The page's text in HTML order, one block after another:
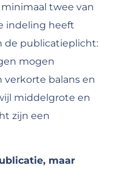
minimaal twee van
indeling heeft
de publicatieplicht:
mogen
verkorte balans en
middelgrote en
zijn een
maar